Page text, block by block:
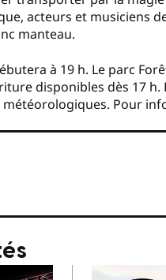
acteurs et musiciens
manteau.
à 19 h. Le parc
disponibles dès 17
Pour